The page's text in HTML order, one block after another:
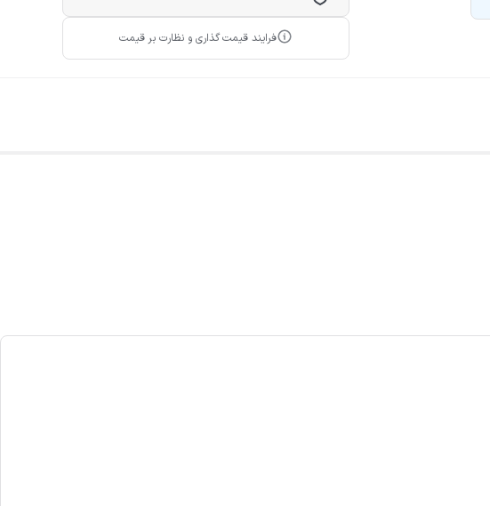
فرایند قیمت گذاری و نظارت بر قیمت